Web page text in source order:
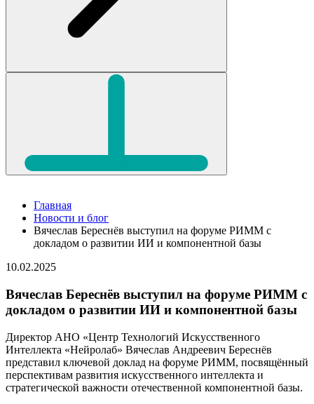
Главная
Новости и блог
Вячеслав Береснёв выступил на форуме РИММ с
докладом о развитии ИИ и компонентной базы
10.02.2025
Вячеслав Береснёв выступил на форуме РИММ с
докладом о развитии ИИ и компонентной базы
Директор АНО «Центр Технологий Искусственного
Интеллекта «Нейролаб» Вячеслав Андреевич Береснёв
представил ключевой доклад на форуме РИММ, посвящённый
перспективам развития искусственного интеллекта и
стратегической важности отечественной компонентной базы.